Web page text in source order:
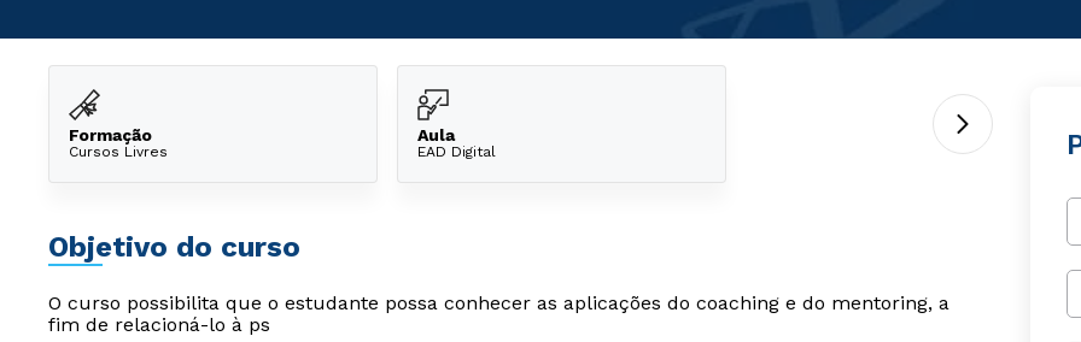
Formação
Cursos Livres
Aula
EAD Digital
Objetivo do curso
O curso possibilita que o estudante possa conhecer as aplicações do coaching e do mentoring, a
fim de relacioná-lo à ps